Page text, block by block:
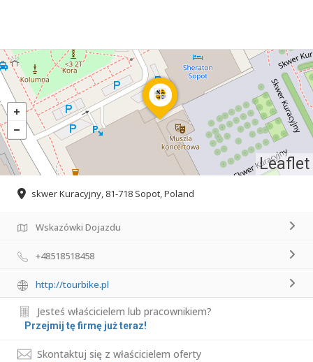
Leaflet
skwer Kuracyjny, 81-718 Sopot, Poland
Wskazówki Dojazdu
+48518518458
http://tourbike.pl
Jesteś właścicielem lub pracownikiem?
Przejmij tę firmę już teraz!
Skontaktuj się z właścicielem oferty